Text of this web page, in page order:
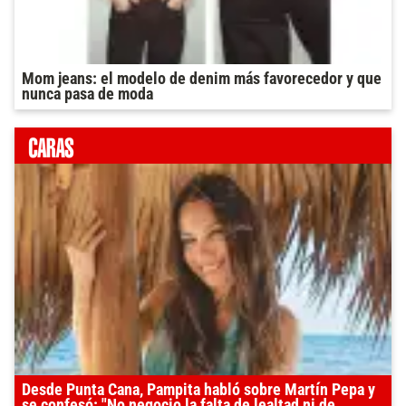
Mom jeans: el modelo de denim más favorecedor y que
nunca pasa de moda
Desde Punta Cana, Pampita habló sobre Martín Pepa y